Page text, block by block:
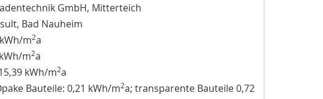
GmbH, Mitterteich
Bad Nauheim
m2a
m2a
kWh/m2a
Bauteile: 0,21 kWh/m2a; transparente Bauteile 0,72